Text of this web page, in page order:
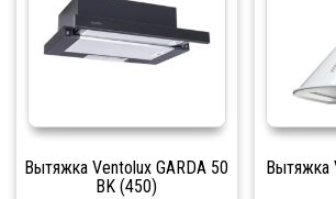
Вытяжка Ventolux GARDA 50
BK (450)
Вытяжка